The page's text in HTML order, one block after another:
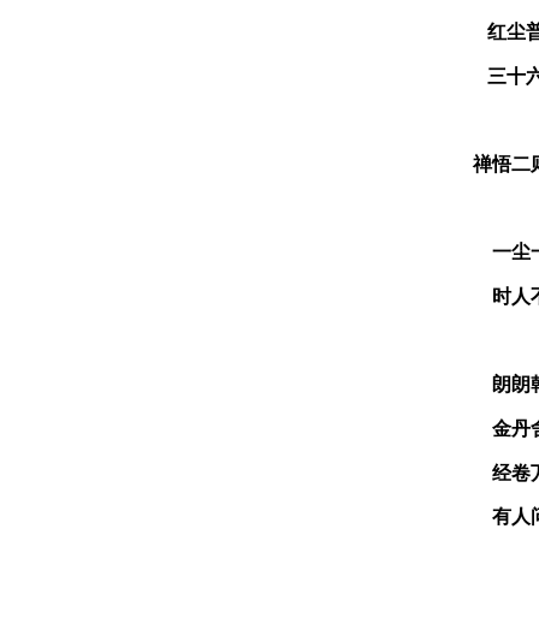
红尘
三十
禅悟二
一尘
时人
朗朗
金丹
经卷
有人